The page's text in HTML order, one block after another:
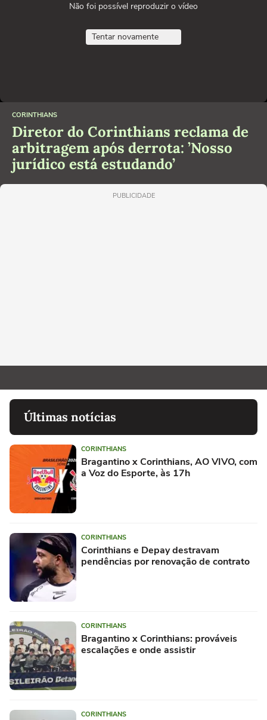
Não foi possível reproduzir o vídeo
Tentar novamente
CORINTHIANS
Diretor do Corinthians reclama de
arbitragem após derrota: ’Nosso
jurídico está estudando’
PUBLICIDADE
Últimas notícias
CORINTHIANS
Bragantino x Corinthians, AO VIVO, com
a Voz do Esporte, às 17h
CORINTHIANS
Corinthians e Depay destravam
pendências por renovação de contrato
CORINTHIANS
Bragantino x Corinthians: prováveis
escalações e onde assistir
CORINTHIANS